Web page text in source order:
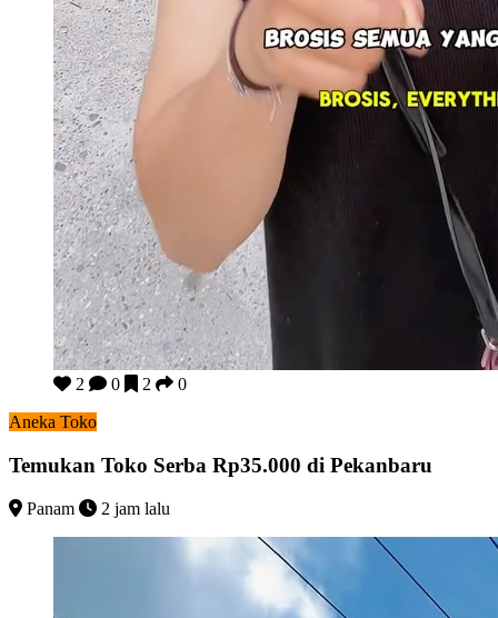
Temukan Toko Serba Rp35.000 di Pekanbaru
2 0 2
0
Aneka Toko
Temukan Toko Serba Rp35.000 di Pekanbaru
Panam 2 jam lalu